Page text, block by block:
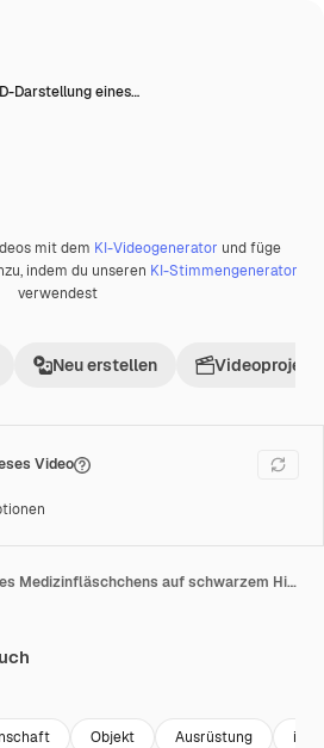
Darstellung eines…
mit dem KI-Videogenerator und füge
indem du unseren KI-Stimmengenerator
verwendest
Neu erstellen Videoprojekt
Video
3D-Darstellung eines Medizinfläschchens auf schwarzem Hintergrund
Objekt Ausrüstung